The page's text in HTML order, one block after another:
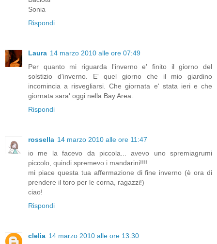
Sonia
Rispondi
Laura 14 marzo 2010 alle ore 07:49
Per quanto mi riguarda l'inverno e' finito il giorno del
solstizio d'inverno. E' quel giorno che il mio giardino
incomincia a risvegliarsi. Che giornata e' stata ieri e che
giornata sara' oggi nella Bay Area.
Rispondi
rossella 14 marzo 2010 alle ore 11:47
io me la facevo da piccola... avevo uno spremiagrumi
piccolo, quindi spremevo i mandarini!!!!
mi piace questa tua affermazione di fine inverno (è ora di
prendere il toro per le corna, ragazzi!)
ciao!
Rispondi
clelia 14 marzo 2010 alle ore 13:30